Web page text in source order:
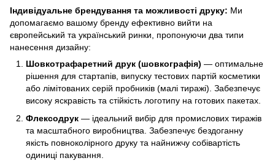
Індивідуальне брендування та можливості друку: Ми
допомагаємо вашому бренду ефективно вийти на
європейський та український ринки, пропонуючи два типи
нанесення дизайну:
Шовкотрафаретний друк (шовкографія) — оптимальне
рішення для стартапів, випуску тестових партій косметики
або лімітованих серій пробників (малі тиражі). Забезпечує
високу яскравість та стійкість логотипу на готових пакетах.
Флексодрук — ідеальний вибір для промислових тиражів
та масштабного виробництва. Забезпечує бездоганну
якість повноколірного друку та найнижчу собівартість
одиниці пакування.